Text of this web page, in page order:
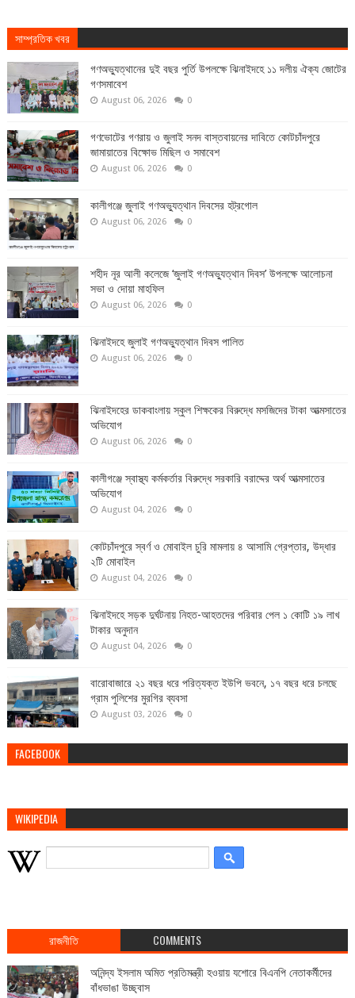
সাম্প্রতিক খবর
গণঅভ্যুত্থানের দুই বছর পুর্তি উপলক্ষে ঝিনাইদহে ১১ দলীয় ঐক্য জোটের
গণসমাবেশ
August 06, 2026 0
গণভোটের গণরায় ও জুলাই সনদ বাস্তবায়নের দাবিতে কোটচাঁদপুরে
জামায়াতের বিক্ষোভ মিছিল ও সমাবেশ
August 06, 2026 0
কালীগঞ্জে জুলাই গণঅভ্যুত্থান দিবসের হট্রগোল
August 06, 2026 0
শহীদ নূর আলী কলেজে ‘জুলাই গণঅভ্যুত্থান দিবস’ উপলক্ষে আলোচনা
সভা ও দোয়া মাহফিল
August 06, 2026 0
ঝিনাইদহে জুলাই গণঅভ্যুত্থান দিবস পালিত
August 06, 2026 0
ঝিনাইদহের ডাকবাংলায় স্কুল শিক্ষকের বিরুদ্ধে মসজিদের টাকা আত্মসাতের
অভিযোগ
August 06, 2026 0
কালীগঞ্জে স্বাস্থ্য কর্মকর্তার বিরুদ্ধে সরকারি বরাদ্দের অর্থ আত্মসাতের
অভিযোগ
August 04, 2026 0
কোটচাঁদপুরে স্বর্ণ ও মোবাইল চুরি মামলায় ৪ আসামি গ্রেপ্তার, উদ্ধার
২টি মোবাইল
August 04, 2026 0
ঝিনাইদহে সড়ক দুর্ঘটনায় নিহত-আহতদের পরিবার পেল ১ কোটি ১৯ লাখ
টাকার অনুদান
August 04, 2026 0
বারোবাজারে ২১ বছর ধরে পরিত্যক্ত ইউপি ভবনে, ১৭ বছর ধরে চলছে
গ্রাম পুলিশের মুরগির ব্যবসা
August 03, 2026 0
FACEBOOK
WIKIPEDIA
রাজনীতি COMMENTS
অনিন্দ্য ইসলাম অমিত প্রতিমন্ত্রী হওয়ায় যশোরে বিএনপি নেতাকর্মীদের
বাঁধভাঙা উচ্ছ্বাস